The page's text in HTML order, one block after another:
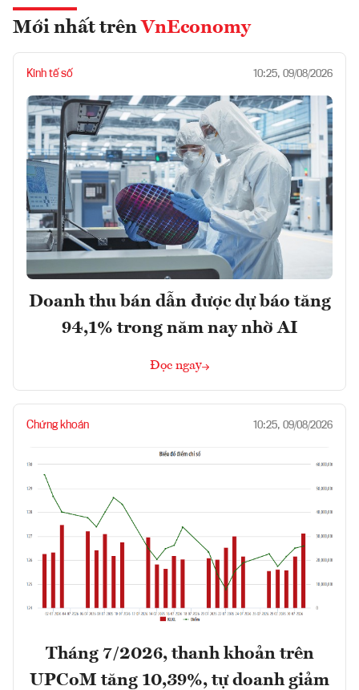
Mới nhất trên VnEconomy
Kinh tế số 10:25, 09/08/2026
Doanh thu bán dẫn được dự báo tăng
94,1% trong năm nay nhờ AI
Đọc ngay
Chứng khoán 10:25, 09/08/2026
Tháng 7/2026, thanh khoản trên
UPCoM tăng 10,39%, tự doanh giảm